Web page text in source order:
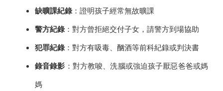
缺曠課紀錄：證明孩子經常無故曠課
警方紀錄：對方曾拒絕交付子女，請警方到場協助
犯罪紀錄：對方有吸毒、酗酒等前科紀錄或判決書
錄音錄影 ：對方教唆、洗腦或強迫孩子厭惡爸爸或媽
媽